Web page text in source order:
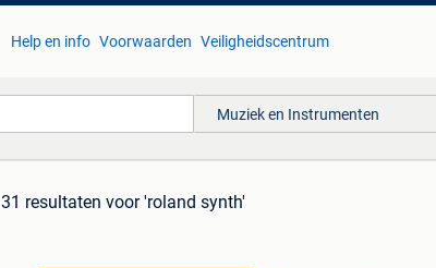
Help en info Voorwaarden Veiligheidscentrum
Muziek en Instrumenten
31 resultaten voor 'roland synth'